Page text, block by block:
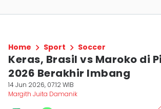
Home Sport Soccer
Keras, Brasil vs Maroko di
2026 Berakhir Imbang
14 Jun 2026, 07:12 WIB
Margith Juita Damanik